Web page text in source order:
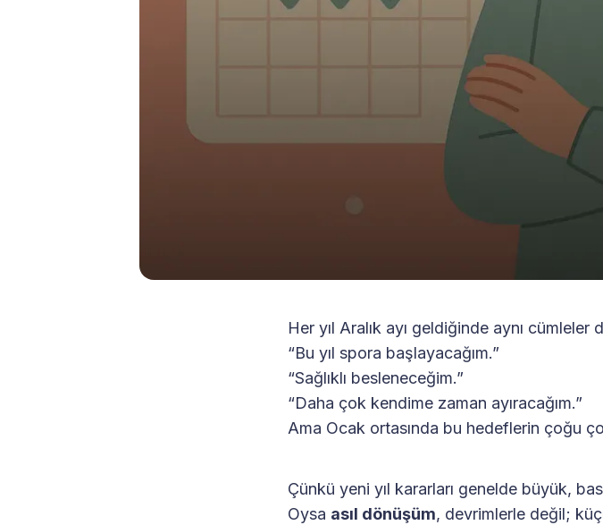
Her yıl Aralık ayı geldiğinde aynı cümleler
“Bu yıl spora başlayacağım.”
“Sağlıklı besleneceğim.”
“Daha çok kendime zaman ayıracağım.”
Ama Ocak ortasında bu hedeflerin çoğu
Çünkü yeni yıl kararları genelde büyük,
Oysa asıl dönüşüm, devrimlerle değil;